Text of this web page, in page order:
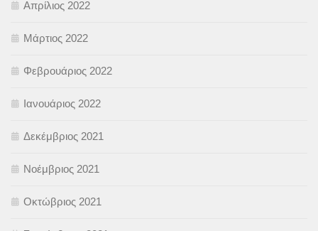
Απρίλιος 2022
Μάρτιος 2022
Φεβρουάριος 2022
Ιανουάριος 2022
Δεκέμβριος 2021
Νοέμβριος 2021
Οκτώβριος 2021